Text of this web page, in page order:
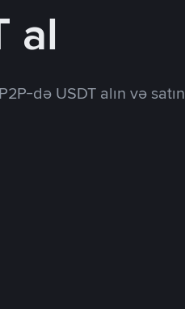
al
də USDT alın və satın